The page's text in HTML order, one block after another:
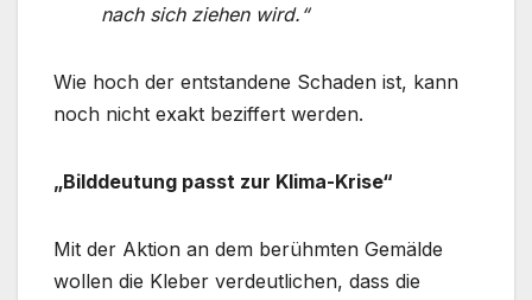
nach sich ziehen wird.“
Wie hoch der entstandene Schaden ist, kann
noch nicht exakt beziffert werden.
„Bilddeutung passt zur Klima-Krise“
Mit der Aktion an dem berühmten Gemälde
wollen die Kleber verdeutlichen, dass die